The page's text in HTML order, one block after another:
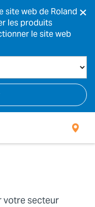
site web de Roland
les produits
le site web
×
votre secteur